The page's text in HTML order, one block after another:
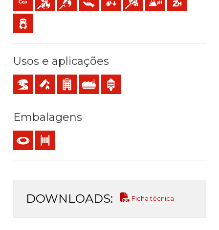
Baixa emissão de gases tóxicos
Usos e aplicações
BD2, BD3, BD4 (arranha-céus, túneis…)
Instalações de segurança em caso de incêndio
Estabelecimentos recebendo público
Uso industrialUtilização interior
Embalagens
Bobina
DOWNLOADS: Ficha técnica